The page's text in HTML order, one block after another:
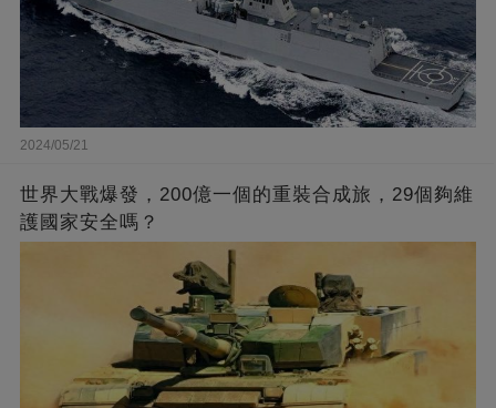
2024/05/21
世界大戰爆發，200億一個的重裝合成旅，29個夠維
護國家安全嗎？